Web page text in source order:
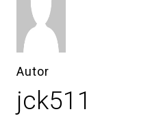
Autor
jck511